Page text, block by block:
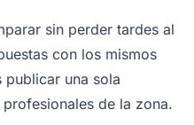
sin perder tardes al
con los mismos
publicar una sola
de la zona.